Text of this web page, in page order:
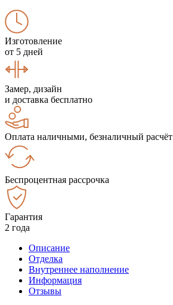
Изготовление
от 5 дней
Замер, дизайн
и доставка бесплатно
Оплата наличными, безналичный расчёт
Беспроцентная рассрочка
Гарантия
2 года
Описание
Отделка
Внутреннее наполнение
Информация
Отзывы